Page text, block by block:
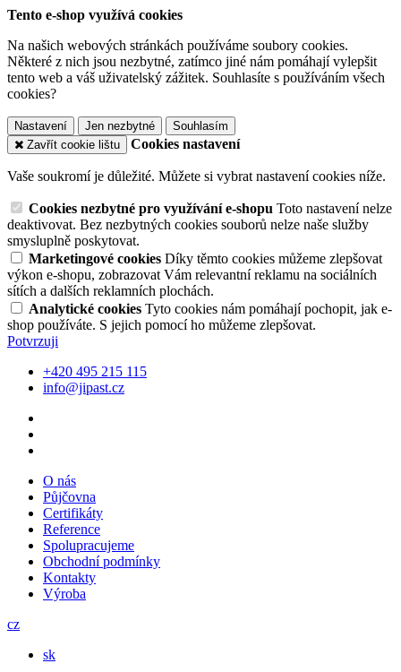
Tento e-shop využívá cookies
Na našich webových stránkách používáme soubory cookies.
Některé z nich jsou nezbytné, zatímco jiné nám pomáhají vylepšit
tento web a váš uživatelský zážitek. Souhlasíte s používáním všech
cookies?
Nastavení Jen nezbytné
Souhlasím
Zavřít cookie lištu
Cookies nastavení
Vaše soukromí je důležité. Můžete si vybrat nastavení cookies níže.
Cookies nezbytné pro využívání e-shopu Toto nastavení nelze
deaktivovat. Bez nezbytných cookies souborů nelze naše služby
smysluplně poskytovat.
Marketingové cookies Díky těmto cookies můžeme zlepšovat
výkon e-shopu, zobrazovat Vám relevantní reklamu na sociálních
sítích a dalších reklamních plochách.
Analytické cookies Tyto cookies nám pomáhají pochopit, jak e-
shop používáte. S jejich pomocí ho můžeme zlepšovat.
Potvrzuji
+420 495 215 115
info@jipast.cz
O nás
Půjčovna
Certifikáty
Reference
Spolupracujeme
Obchodní podmínky
Kontakty
Výroba
cz
sk